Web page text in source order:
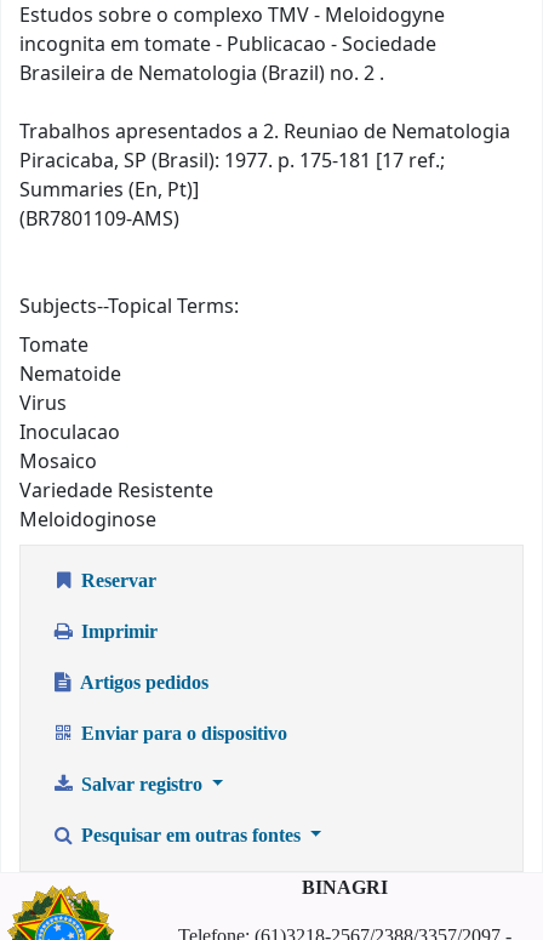
Estudos sobre o complexo TMV - Meloidogyne
incognita em tomate - Publicacao - Sociedade
Brasileira de Nematologia (Brazil) no. 2 .
Trabalhos apresentados a 2. Reuniao de Nematologia
Piracicaba, SP (Brasil): 1977. p. 175-181 [17 ref.;
Summaries (En, Pt)]
(BR7801109-AMS)
Subjects--Topical Terms:
Tomate
Nematoide
Virus
Inoculacao
Mosaico
Variedade Resistente
Meloidoginose
Reservar
Imprimir
Artigos pedidos
Enviar para o dispositivo
Salvar registro
Pesquisar em outras fontes
BINAGRI